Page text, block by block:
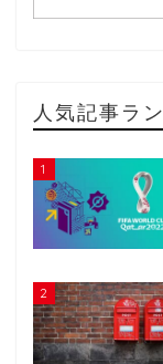
人気記事ラ
1
2